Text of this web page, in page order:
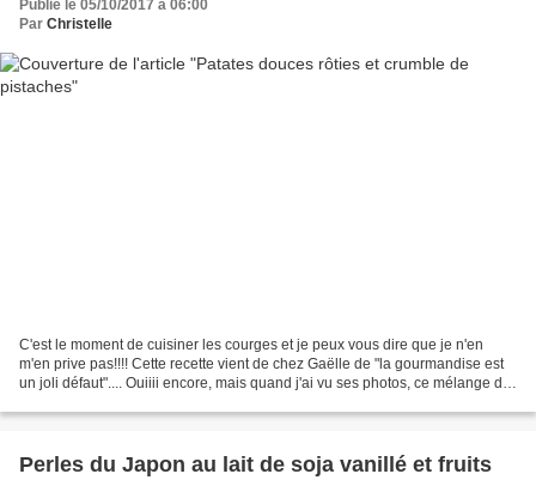
Publié le 05/10/2017 à 06:00
Par Christelle
C'est le moment de cuisiner les courges et je peux vous dire que je n'en
m'en prive pas!!!! Cette recette vient de chez Gaëlle de "la gourmandise est
un joli défaut".... Ouiiii encore, mais quand j'ai vu ses photos, ce mélange de
Perles du Japon au lait de soja vanillé et fruits